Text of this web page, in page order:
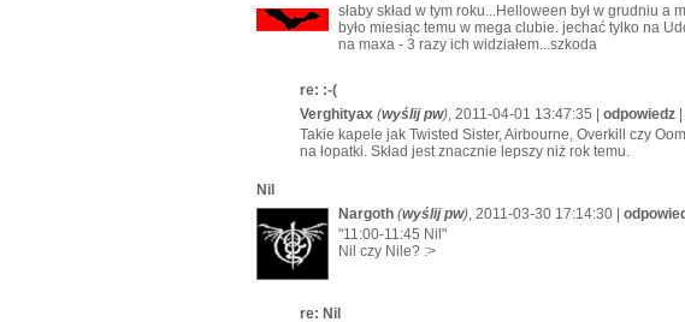
słaby skład w tym roku...Helloween był w grudniu a
było miesiąc temu w mega clubie. jechać tylko na
na maxa - 3 razy ich widziałem...szkoda
re: :-(
Verghityax (wyślij pw) , 2011-04-01 13:47:35 | odpowiedz |
Takie kapele jak Twisted Sister, Airbourne, Overkill czy
na łopatki. Skład jest znacznie lepszy niż rok temu.
Nil
Nargoth (wyślij pw) , 2011-03-30 17:14:30 |
"11:00-11:45 Nil"
Nil czy Nile? :>
re: Nil